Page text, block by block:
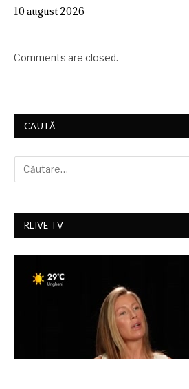
10 august 2026
Comments are closed.
CAUTĂ
RLIVE TV